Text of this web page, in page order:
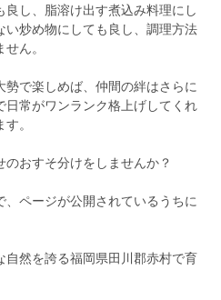
し、脂溶け出す煮込み料理にし
い炒め物にしても良し、調理方法
ん。
勢で楽しめば、仲間の絆はさらに
常がワンランク格上げしてくれ
。
おすそ分けをしませんか？
ページが公開されているうちに
然を誇る福岡県田川郡赤村で育